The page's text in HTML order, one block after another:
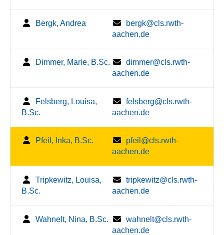
Bergk, Andrea
bergk@cls.rwth-
aachen.de
Dimmer, Marie, B.Sc.
dimmer@cls.rwth-
aachen.de
Felsberg, Louisa,
B.Sc.
felsberg@cls.rwth-
aachen.de
Pfeil, Inka, B.Sc.
pfeil@cls.rwth-
aachen.de
Tripkewitz, Louisa,
B.Sc.
tripkewitz@cls.rwth-
aachen.de
Wahnelt, Nina, B.Sc.
wahnelt@cls.rwth-
aachen.de